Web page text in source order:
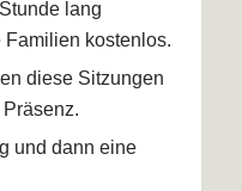
lang
Familien kostenlos.
diese Sitzungen
und dann eine